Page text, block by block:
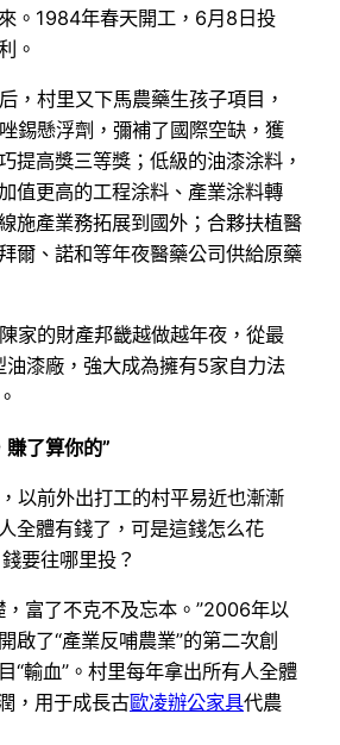
。1984年春天開工，6月8日投
。
，村里又下馬農藥生孩子項目，
錫懸浮劑，彌補了國際空缺，獲
提高獎三等獎；低級的油漆涂料，
值更高的工程涂料、產業涂料轉
施產業務拓展到國外；合夥扶植醫
爾、諾和等年夜醫藥公司供給原藥
家的財產邦畿越做越年夜，從最
油漆廠，強大成為擁有5家自力法
賺了算你的”
以前外出打工的村平易近也漸漸
全體有錢了，可是這錢怎么花
錢要往哪里投？
，富了不克不及忘本。”2006年以
啟了“產業反哺農業”的第二次創
“輸血”。村里每年拿出所有人全體
，用于成長古歐凌辦公家具代農